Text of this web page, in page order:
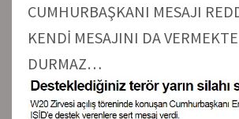
CUMHURBAŞKANI MESAJI
KENDİ MESAJINI DA
DURMAZ…